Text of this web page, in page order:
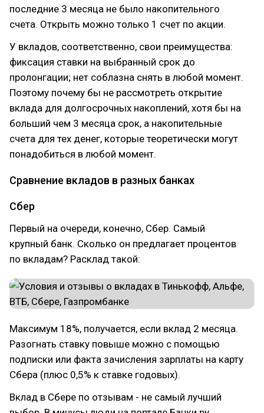
последние 3 месяца не было накопительного
счета. Открыть можно только 1 счет по акции.
У вкладов, соответственно, свои преимущества:
фиксация ставки на выбранный срок до
пролонгации; нет соблазна снять в любой момент.
Поэтому почему бы не рассмотреть открытие
вклада для долгосрочных накоплений, хотя бы на
больший чем 3 месяца срок, а накопительные
счета для тех денег, которые теоретически могут
понадобиться в любой момент.
Сравнение вкладов в разных банках
Сбер
Первый на очереди, конечно, Сбер. Самый
крупный банк. Сколько он предлагает процентов
по вкладам? Расклад такой:
Максимум 18%, получается, если вклад 2 месяца.
Разогнать ставку повыше можно с помощью
подписки или факта зачисления зарплаты на карту
Сбера (плюс 0,5% к ставке годовых).
Вклад в Сбере по отзывам - не самый лучший